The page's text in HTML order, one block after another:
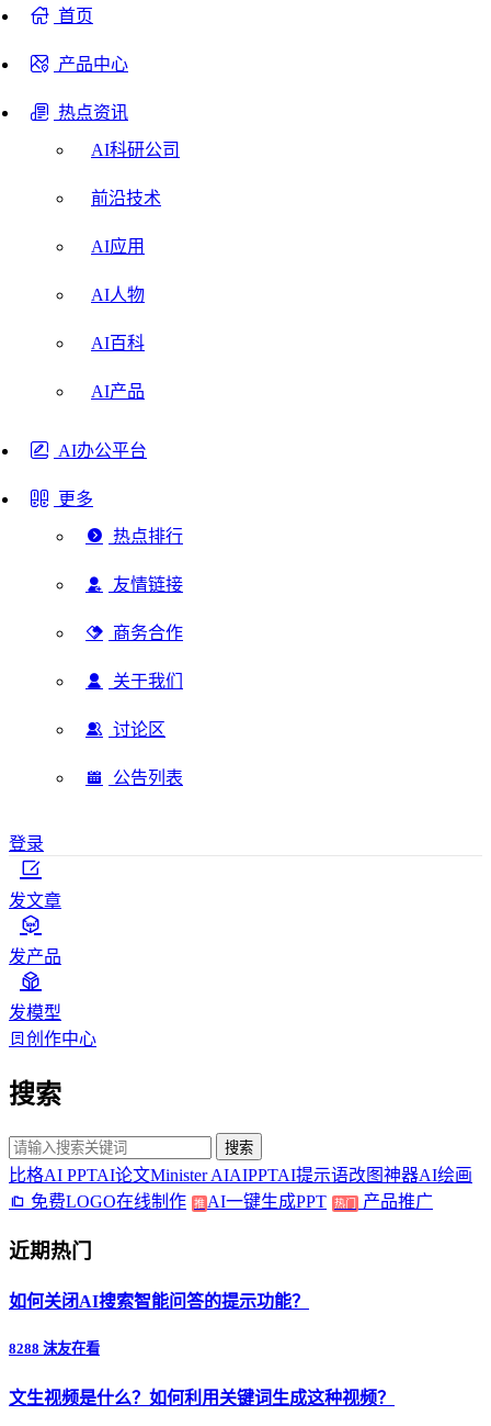
首页
产品中心
热点资讯
AI科研公司
前沿技术
AI应用
AI人物
AI百科
AI产品
AI办公平台
更多
热点排行
友情链接
商务合作
关于我们
讨论区
公告列表
登录
发文章
发产品
发模型
创作中心
搜索
搜索
比格AI PPTAI论文Minister AIAIPPTAI提示语改图神器AI绘画
免费LOGO在线制作
推 AI一键生成PPT 热门 产品推广
近期热门
如何关闭AI搜索智能问答的提示功能？
8288 沫友在看
文生视频是什么？如何利用关键词生成这种视频？